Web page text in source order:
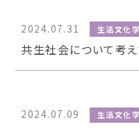
2024.07.31 生活文化
共生社会について考え
2024.07.09 生活文化